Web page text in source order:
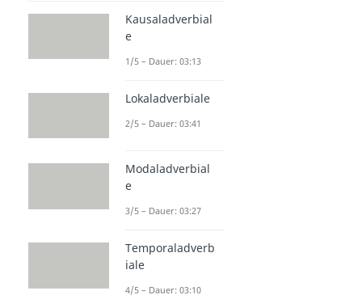
Kausaladverbial
e
1/5 – Dauer: 03:13
Lokaladverbiale
2/5 – Dauer: 03:41
Modaladverbial
e
3/5 – Dauer: 03:27
Temporaladverb
iale
4/5 – Dauer: 03:10